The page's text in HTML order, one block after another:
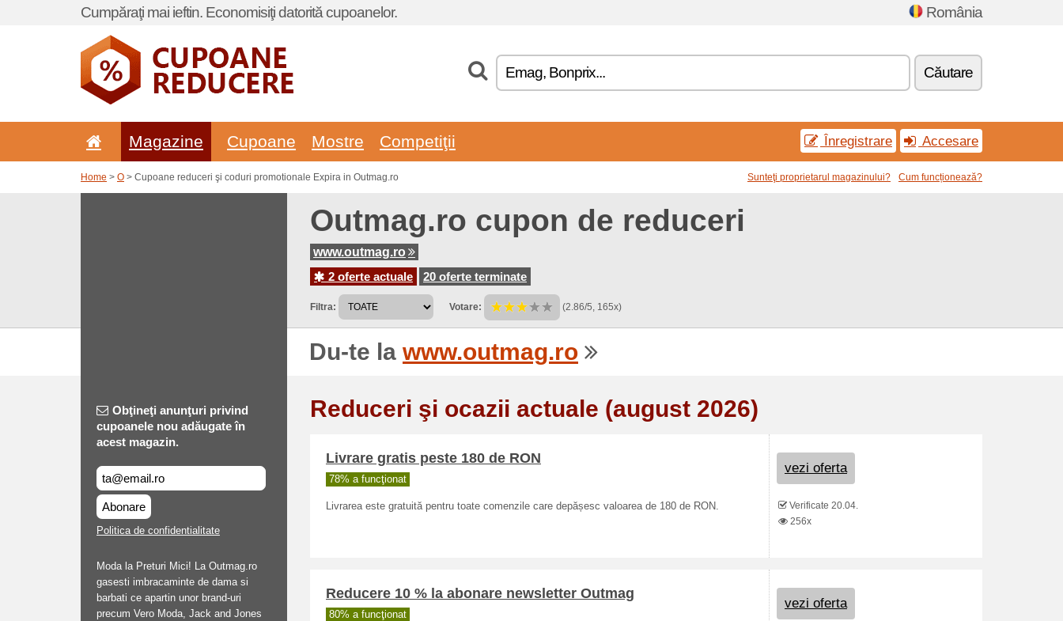
Cumpăraţi mai ieftin. Economisiţi datorită cupoanelor. România
Căutare
Magazine Cupoane Mostre Competiţii Înregistrare Accesare
Home > O > Cupoane reduceri şi coduri promotionale Expira in Outmag.ro Sunteţi proprietarul magazinului? Cum funcționează?
Outmag.ro cupon de reduceri
www.outmag.ro
2 oferte actuale
20 oferte terminate
Filtra: Votare: (2.86/5, 165x)
Du-te la www.outmag.ro
Obţineţi anunţuri privind
cupoanele nou adăugate în
acest magazin.
Abonare
Politica de confidentialitate
Moda la Preturi Mici! La Outmag.ro
gasesti imbracaminte de dama si
barbati ce apartin unor brand-uri
precum Vero Moda, Jack and Jones
Reduceri şi ocazii actuale (august 2026)
Livrare gratis peste 180 de RON
78% a funcţionat
Livrarea este gratuită pentru toate comenzile care depășesc valoarea de 180 de RON.
vezi oferta
Verificate 20.04.
256x
Reducere 10 % la abonare newsletter Outmag
80% a funcţionat
vezi oferta